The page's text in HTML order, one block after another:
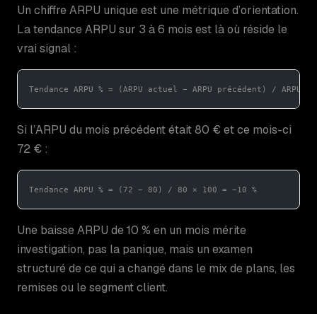
Un chiffre ARPU unique est une métrique d’orientation.
La tendance ARPU sur 3 à 6 mois est là où réside le
vrai signal :
Tendance ARPU % = (ARPU actuel − ARPU précédent) / ARPU
Si l’ARPU du mois précédent était 80 € et ce mois-ci
72 € :
Tendance ARPU % = (72 − 80) / 80 × 100 = −10 %
Une baisse ARPU de 10 % en un mois mérite
investigation, pas la panique, mais un examen
structuré de ce qui a changé dans le mix de plans, les
remises ou le segment client.